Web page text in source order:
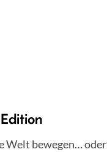
Welt bewegen… oder